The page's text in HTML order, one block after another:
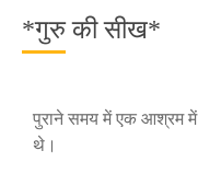
*गुरु की सीख*
पुराने समय में एक आश्रम में
थे।